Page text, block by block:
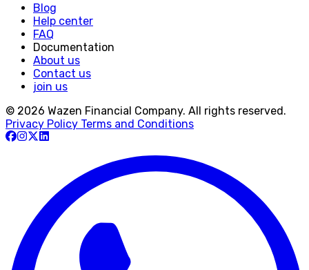
Blog
Help center
FAQ
Documentation
About us
Contact us
join us
© 2026 Wazen Financial Company. All rights reserved.
Privacy Policy Terms and Conditions